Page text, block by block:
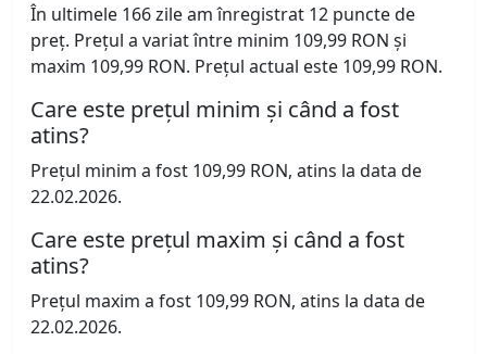
În ultimele 166 zile am înregistrat 12 puncte de
preț. Prețul a variat între minim 109,99 RON și
maxim 109,99 RON. Prețul actual este 109,99 RON.
Care este prețul minim și când a fost
atins?
Prețul minim a fost 109,99 RON, atins la data de
22.02.2026.
Care este prețul maxim și când a fost
atins?
Prețul maxim a fost 109,99 RON, atins la data de
22.02.2026.